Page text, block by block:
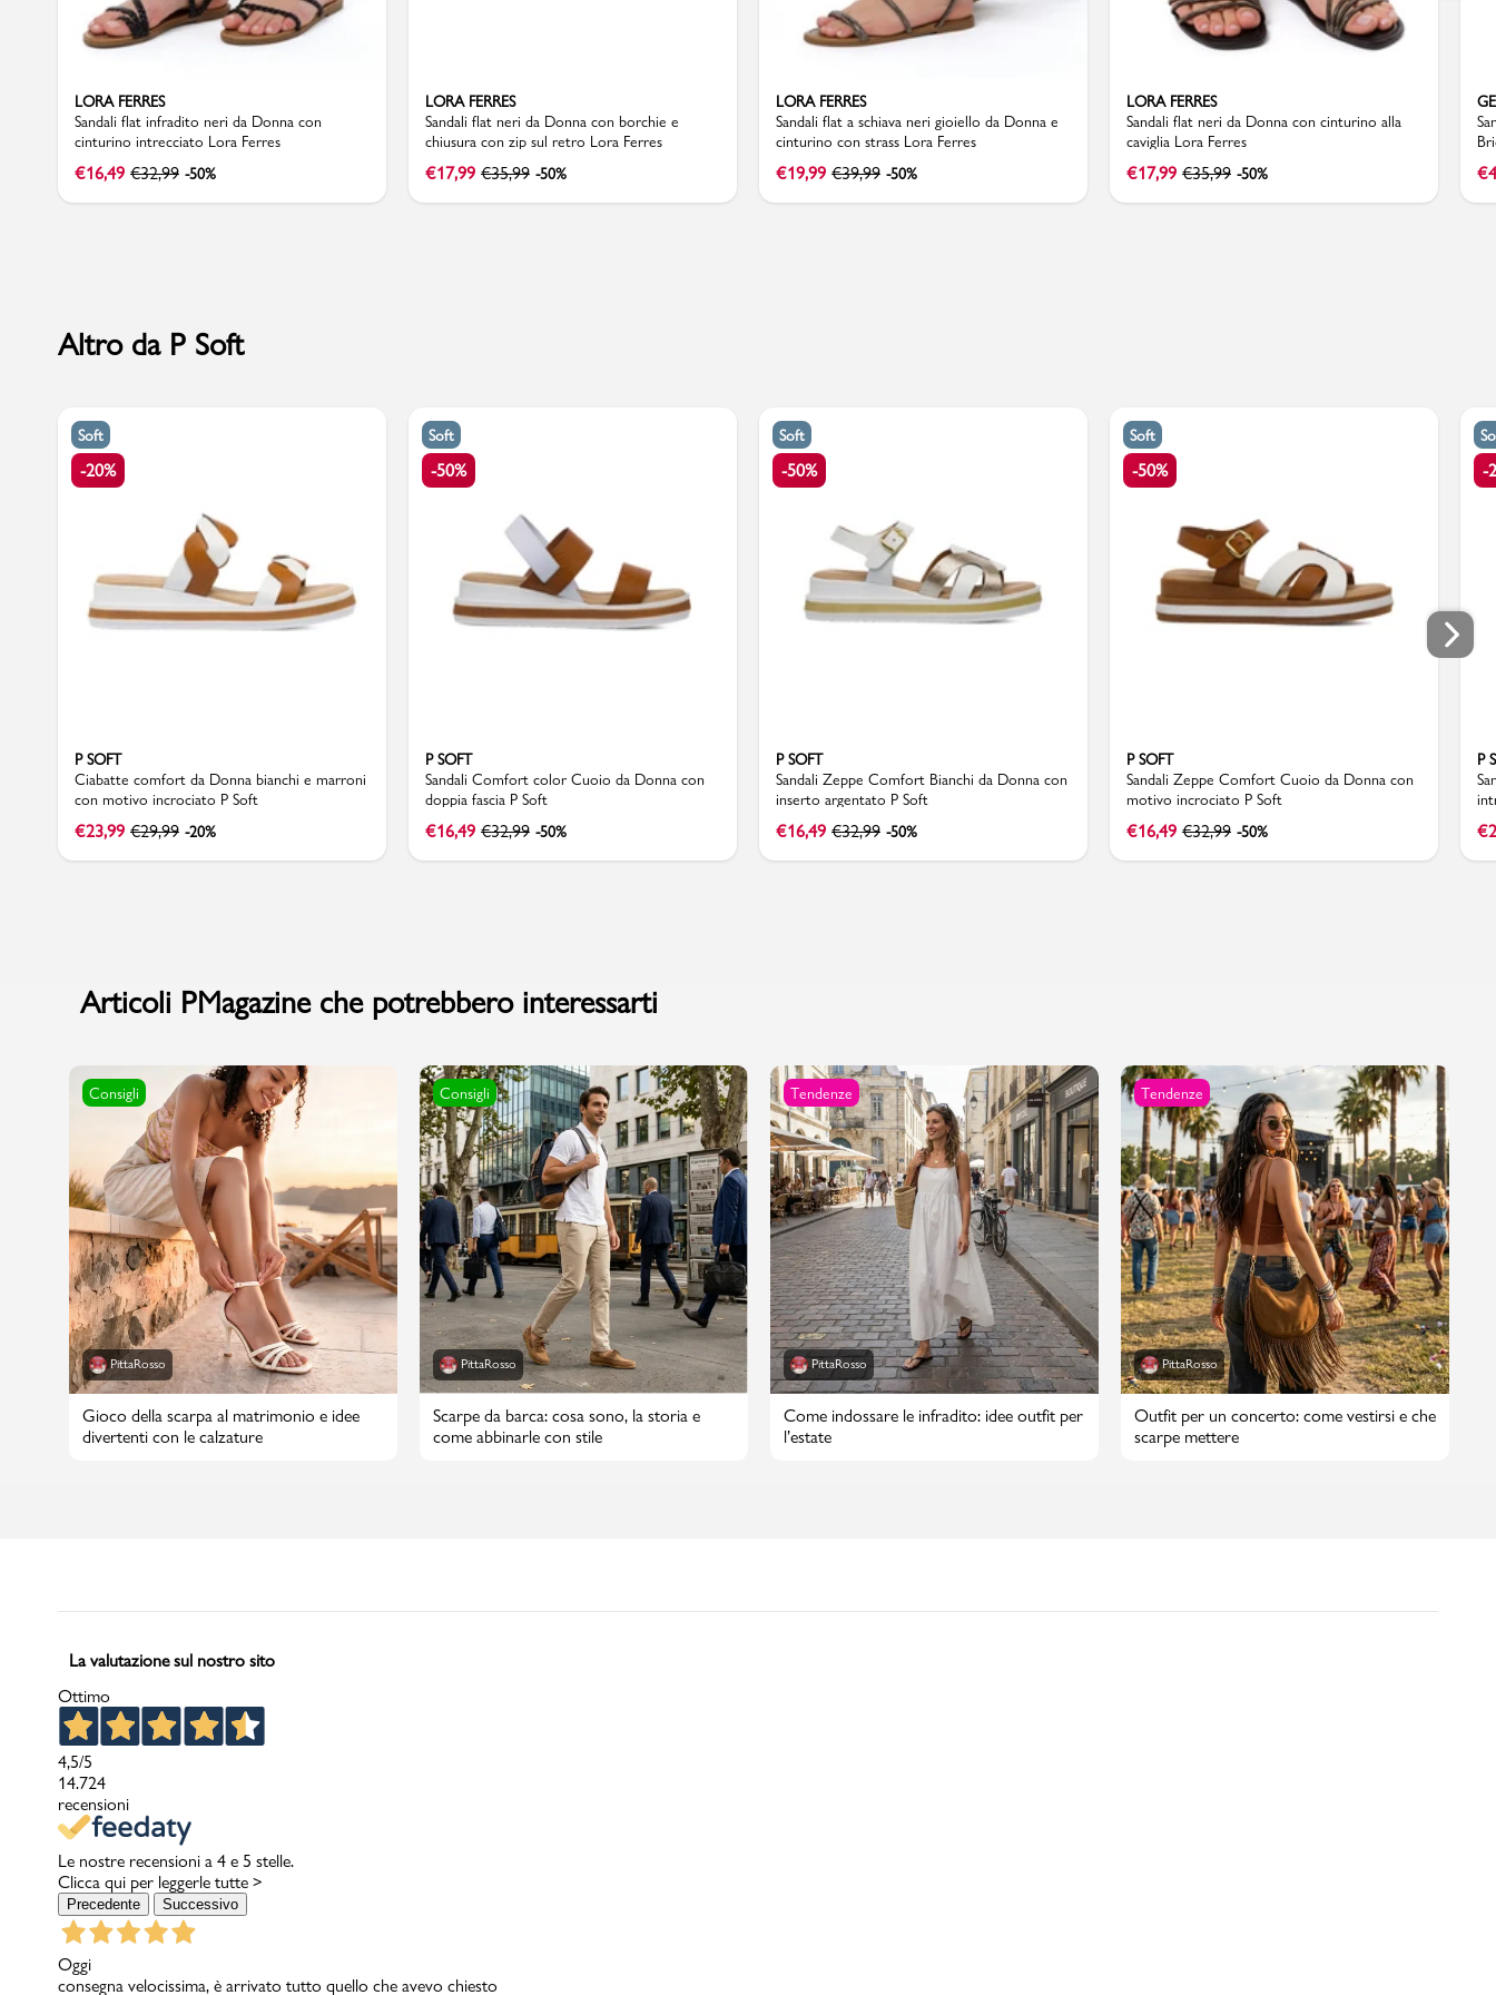
PMagazine
Accedi | Registrati
negozi
pcard
Gift card
LORA FERRES
Sandali flat infradito neri da Donna con
cinturino intrecciato Lora Ferres
€16,49 €32,99 -50%
LORA FERRES
Sandali flat neri da Donna con borchie e
chiusura con zip sul retro Lora Ferres
€17,99 €35,99 -50%
LORA FERRES
Sandali flat a schiava neri gioiello da Donna e
cinturino con strass Lora Ferres
€19,99 €39,99 -50%
LORA FERRES
Sandali flat neri da Donna con cinturino alla
caviglia Lora Ferres
€17,99 €35,99 -50% €
Altro da P Soft
Soft
-20%
P SOFT
Ciabatte comfort da Donna bianchi e marroni
con motivo incrociato P Soft
€23,99 €29,99 -20%
Soft
-50%
P SOFT
Sandali Comfort color Cuoio da Donna con
doppia fascia P Soft
€16,49 €32,99 -50%
Soft
-50%
P SOFT
Sandali Zeppe Comfort Bianchi da Donna con
inserto argentato P Soft
€16,49 €32,99 -50%
Soft
-50%
P SOFT
Sandali Zeppe Comfort Cuoio da Donna con
motivo incrociato P Soft
€16,49 €32,99 -50%
-
P
€
Articoli PMagazine che potrebbero interessarti
Consigli
PittaRosso
Gioco della scarpa al matrimonio e idee
divertenti con le calzature
Consigli
PittaRosso
Scarpe da barca: cosa sono, la storia e
come abbinarle con stile
Tendenze
PittaRosso
Come indossare le infradito: idee outfit per
l’estate
Tendenze
PittaRosso
Outfit per un concerto: come vestirsi e che
scarpe mettere
La valutazione sul nostro sito
Ottimo
4,5/5
14.724
recensioni
Le nostre recensioni a 4 e 5 stelle.
Clicca qui per leggerle tutte >
Precedente Successivo
Oggi
consegna velocissima, è arrivato tutto quello che avevo chiesto